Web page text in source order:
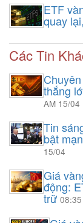
ETF
quay
Các Tin
thắng
AM 15/04
Tin
bật
15/04
Giá
động:
trữ